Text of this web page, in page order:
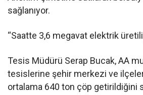
sağlanıyor.
“Saatte 3,6 megavat elektrik
Tesis Müdürü Serap Bucak, AA
tesislerine şehir merkezi ve
ortalama 640 ton çöp getirildiğini